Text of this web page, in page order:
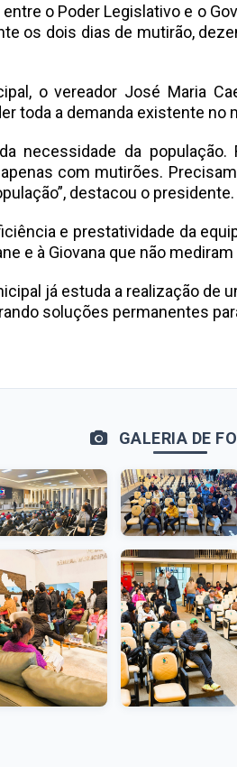
o Poder Legislativo e o
os dois dias de mutirão,
o vereador José Maria
toda a demanda existente no
necessidade da
com mutirões.
destacou o presidente.
e prestatividade da
e à Giovana que não
já estuda a realização
soluções permanentes
GALERIA DE